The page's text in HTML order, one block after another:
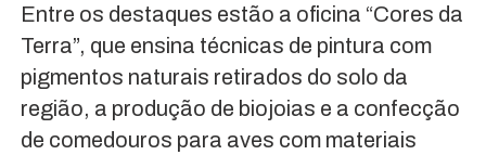
Entre os destaques estão a oficina “Cores da
Terra”, que ensina técnicas de pintura com
pigmentos naturais retirados do solo da
região, a produção de biojoias e a confecção
de comedouros para aves com materiais